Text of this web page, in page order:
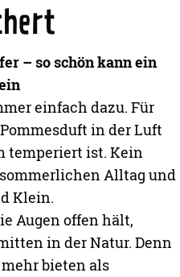
– so schön kann ein
einfach dazu. Für
in der Luft
temperiert ist. Kein
Alltag und
Klein.
Augen offen hält,
in der Natur. Denn
bieten als